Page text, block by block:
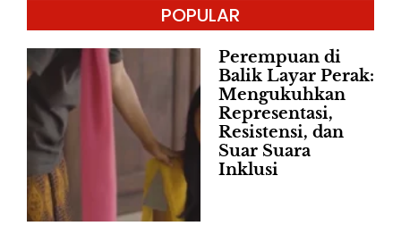
POPULAR
Perempuan di
Balik Layar Perak:
Mengukuhkan
Representasi,
Resistensi, dan
Suar Suara
Inklusi